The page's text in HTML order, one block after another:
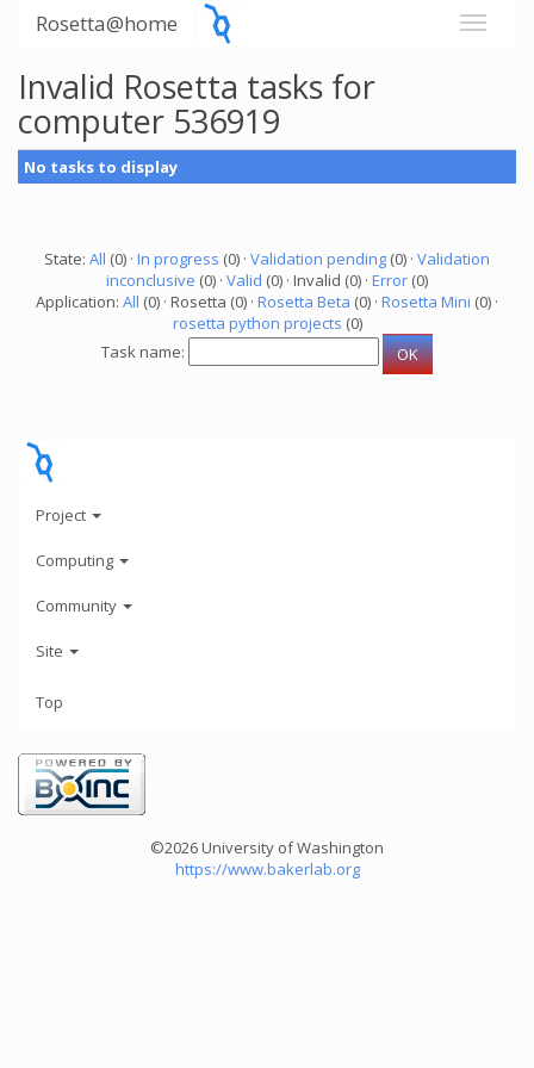
Rosetta@home
Invalid Rosetta tasks for
computer 536919
No tasks to display
State: All (0) · In progress (0) · Validation pending (0) · Validation
inconclusive (0) · Valid (0) · Invalid (0) · Error (0)
Application: All (0) · Rosetta (0) · Rosetta Beta (0) · Rosetta Mini (0) ·
rosetta python projects (0)
Task name:
Project
Computing
Community
Site
Top
©2026 University of Washington
https://www.bakerlab.org